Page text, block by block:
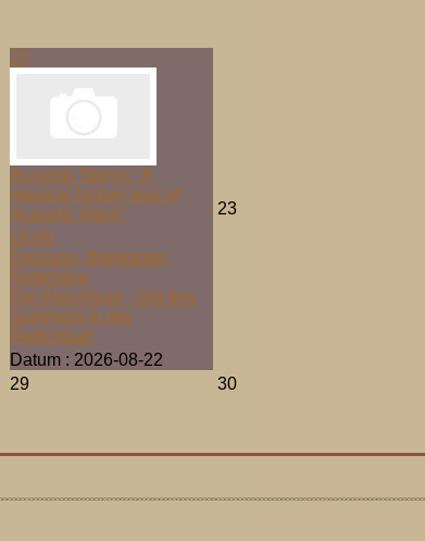
22
Acoustic Storm: "A
magical history tour of
Acoustic Rock"
18:00
Deizisau, Biergarten
Rettichbar
Der Abschluss - Gig des
Sommers in der
Rettichbar!
Datum : 2026-08-22
23
29
30